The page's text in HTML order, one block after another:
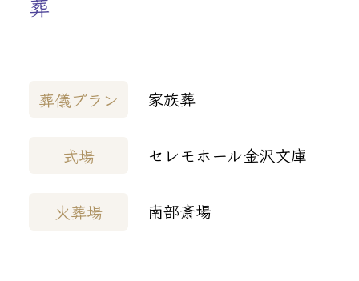
葬
葬儀プラン 家族葬
式場 セレモホール金沢文庫
火葬場 南部斎場